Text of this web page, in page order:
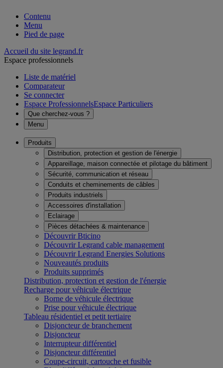
Contenu
Menu
Pied de page
Accueil du site legrand.fr
Espace professionnels
Liste de matériel
Comparateur
Se connecter
Espace ProfessionnelsEspace Particuliers
Que cherchez-vous ?
Menu
Produits
Distribution, protection et gestion de l'énergie
Appareillage, maison connectée et pilotage du bâtiment
Sécurité, communication et réseau
Conduits et cheminements de câbles
Produits industriels
Accessoires d'installation
Eclairage
Pièces détachées & maintenance
Découvrir Bticino
Découvrir Legrand cable management
Découvrir Legrand Energies Solutions
Nouveautés produits
Produits supprimés
Distribution, protection et gestion de l'énergie
Recharge pour véhicule électrique
Borne de véhicule électrique
Prise pour véhicule électrique
Tableau résidentiel et petit tertiaire
Disjoncteur de branchement
Disjoncteur
Interrupteur différentiel
Disjoncteur différentiel
Coupe-circuit, cartouche et fusible